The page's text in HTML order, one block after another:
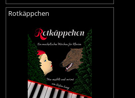
Rotkäppchen